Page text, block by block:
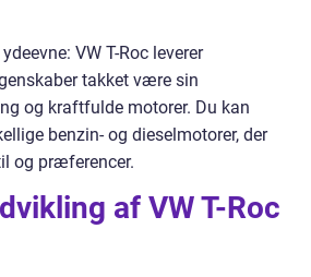
VW T-Roc leverer
takket være sin
og kraftfulde motorer. Du kan
benzin- og dieselmotorer, der
og præferencer.
af VW T-Roc